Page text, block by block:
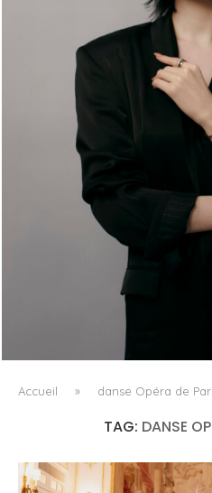
AYAKA MIYOSHI
L’ÉMERGENCE D’UNE
CULTURELLE
Accueil » danse Opéra de
TAG: DANSE